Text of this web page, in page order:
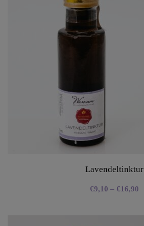
Lavendeltinktur
€9,10 – €16,90